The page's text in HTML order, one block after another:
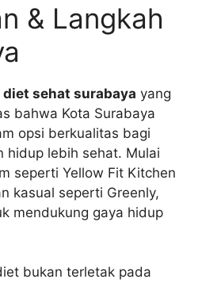
& Langkah
diet sehat surabaya yang
bahwa Kota Surabaya
opsi berkualitas bagi
hidup lebih sehat. Mulai
seperti Yellow Fit Kitchen
kasual seperti Greenly,
mendukung gaya hidup
bukan terletak pada